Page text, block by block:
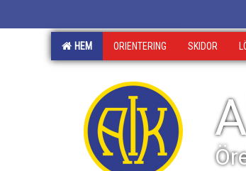
HEM ORIENTERING SKIDOR